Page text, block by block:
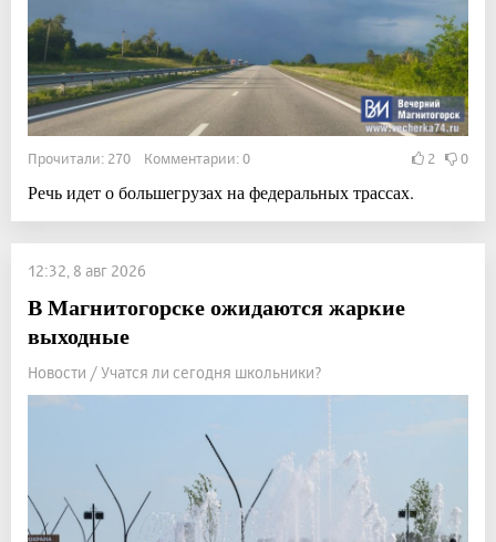
Прочитали: 270 Комментарии: 0 2 0
Речь идет о большегрузах на федеральных трассах.
12:32, 8 авг 2026
В Магнитогорске ожидаются жаркие
выходные
Новости / Учатся ли сегодня школьники?